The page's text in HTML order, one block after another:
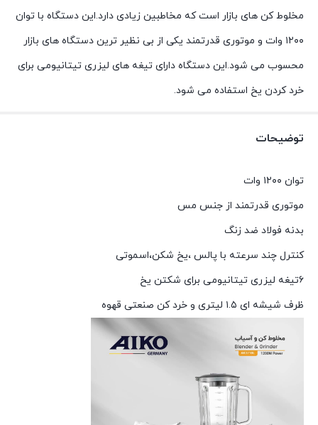
مخلوط کن های بازار است که مخاطبین زیادی دارد.این دستگاه با توان
۱۲۰۰ وات و موتوری قدرتمند یکی از بی نظیر ترین دستگاه های بازار
محسوب می شود.این دستگاه دارای تیغه های لیزری تیتانیومی برای
خرد کردن یخ استفاده می شود.
توضیحات
توان ۱۲۰۰ وات
موتوری قدرتمند از جنس مس
بدنه فولاد ضد زنگ
کنترل چند سرعته با پالس ،یخ شکن،اسموتی
۶تیغه لیزری تیتانیومی برای شکتن یخ
ظرف شیشه ای ۱.۵ لیتری و خرد کن صنعتی قهوه